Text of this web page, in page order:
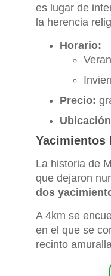
es lugar de
la herencia
Horario:
Precio:
Yacimientos
La historia de
que dejaron
dos
A 4km se
en el que se
recinto